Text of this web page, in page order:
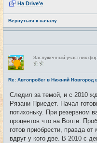
На Drive'e
Вернуться к началу
Н
е
в
с
е
т
и
Заслуженный участник
Re: Автопробег в Нижний Новгород
Следил за темой, и с 2010
Рязани Приедет. Начал
потихоньку. При резервном
процентов что на Волге.
готов приобрести, правда
вдруг у кого две. В 2010 с